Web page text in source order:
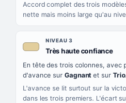
Accord complet des trois
nette mais moins large qu'au
NIVEAU 3
Très haute confiance,
En tête des trois colonnes, avec
d'avance sur Gagnant et sur Trio.
L'avance se lit surtout sur la
dans les trois premiers. L'écart